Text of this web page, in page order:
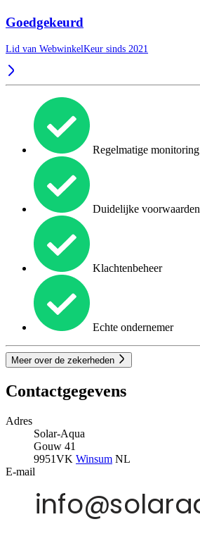
Goedgekeurd
Lid van WebwinkelKeur sinds 2021
Regelmatige monitoring
Duidelijke voorwaarden
Klachtenbeheer
Echte ondernemer
Meer over de zekerheden
Contactgegevens
Adres
Solar-Aqua
Gouw 41
9951VK Winsum NL
E-mail